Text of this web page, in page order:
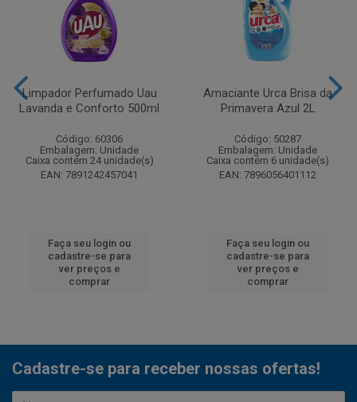
Limpador Perfumado Uau
Lavanda e Conforto 500ml
Código: 60306
Embalagem: Unidade
Caixa contém 24 unidade(s)
EAN: 7891242457041
Faça seu login ou
cadastre-se para
ver preços e
comprar
Amaciante Urca Brisa da
Primavera Azul 2L
Código: 50287
Embalagem: Unidade
Caixa contém 6 unidade(s)
EAN: 7896056401112
Faça seu login ou
cadastre-se para
ver preços e
comprar
Cadastre-se para receber nossas ofertas!